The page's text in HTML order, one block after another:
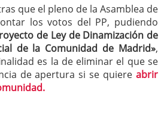
que el pleno de la Asamblea de
los votos del PP, pudiendo
de Ley de Dinamización de
de la Comunidad de Madrid»,
es la de eliminar el que se
de apertura si se quiere abrir